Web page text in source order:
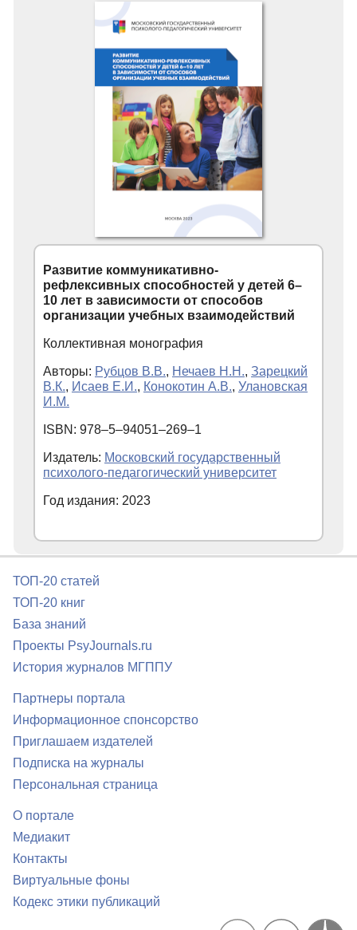
Развитие коммуникативно-
рефлексивных способностей у детей 6–
10 лет в зависимости от способов
организации учебных взаимодействий
Коллективная монография
Авторы: Рубцов В.В., Нечаев Н.Н., Зарецкий
В.К., Исаев Е.И., Конокотин А.В., Улановская
И.М.
ISBN: 978–5–94051–269–1
Издатель: Московский государственный
психолого-педагогический университет
Год издания: 2023
ТОП-20 статей
ТОП-20 книг
База знаний
Проекты PsyJournals.ru
История журналов МГППУ
Партнеры портала
Информационное спонсорство
Приглашаем издателей
Подписка на журналы
Персональная страница
О портале
Медиакит
Контакты
Виртуальные фоны
Кодекс этики публикаций